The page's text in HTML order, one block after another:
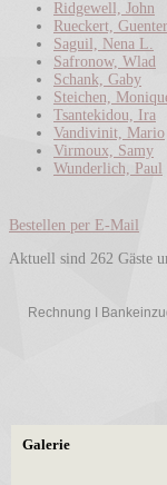
Ridgewell, John
Rueckert, Guenter
Saguil, Nena L.
Safronow, Wlad
Schank, Gaby
Steichen,
Tsantekidou, Ira
Vandivinit, Mario
Virmoux, Samy
Wunderlich, Paul
Bestellen per E-Mail
Aktuell sind 262 Gäste
Rechnung I
Galerie